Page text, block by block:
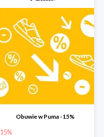
Obuwie w Puma -15%
15%